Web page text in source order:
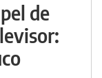
de